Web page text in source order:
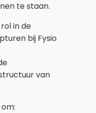
te staan.
in de
bij Fysio
van